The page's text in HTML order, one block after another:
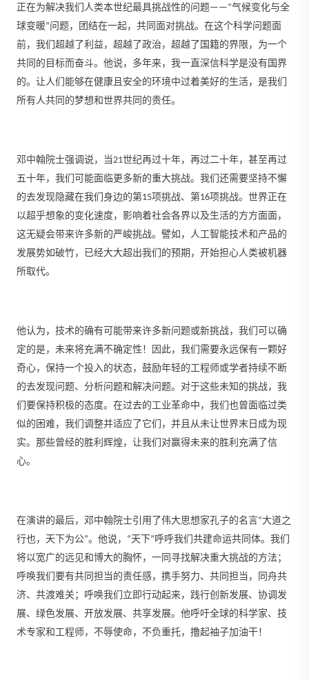
正在为解决我们人类本世纪最具挑战性的问题——“气候变化与全
球变暖”问题，团结在一起，共同面对挑战。在这个科学问题面
前，我们超越了利益，超越了政治，超越了国籍的界限，为一个
共同的目标而奋斗。他说，多年来，我一直深信科学是没有国界
的。让人们能够在健康且安全的环境中过着美好的生活，是我们
所有人共同的梦想和世界共同的责任。
邓中翰院士强调说，当21世纪再过十年，再过二十年，甚至再过
五十年，我们可能面临更多新的重大挑战。我们还需要坚持不懈
的去发现隐藏在我们身边的第15项挑战、第16项挑战。世界正在
以超乎想象的变化速度，影响着社会各界以及生活的方方面面，
这无疑会带来许多新的严峻挑战。譬如，人工智能技术和产品的
发展势如破竹，已经大大超出我们的预期，开始担心人类被机器
所取代。
他认为，技术的确有可能带来许多新问题或新挑战，我们可以确
定的是，未来将充满不确定性！因此，我们需要永远保有一颗好
奇心，保持一个投入的状态，鼓励年轻的工程师或学者持续不断
的去发现问题、分析问题和解决问题。对于这些未知的挑战，我
们要保持积极的态度。在过去的工业革命中，我们也曾面临过类
似的困难，我们调整并适应了它们，并且从未让世界末日成为现
实。那些曾经的胜利辉煌，让我们对赢得未来的胜利充满了信
心。
在演讲的最后，邓中翰院士引用了伟大思想家孔子的名言“大道之
行也，天下为公”。他说，“天下”呼呼我们共建命运共同体。我们
将以宽广的远见和博大的胸怀，一同寻找解决重大挑战的方法；
呼唤我们要有共同担当的责任感，携手努力、共同担当，同舟共
济、共渡难关；呼唤我们立即行动起来，践行创新发展、协调发
展、绿色发展、开放发展、共享发展。他呼吁全球的科学家、技
术专家和工程师，不辱使命，不负重托，撸起袖子加油干！